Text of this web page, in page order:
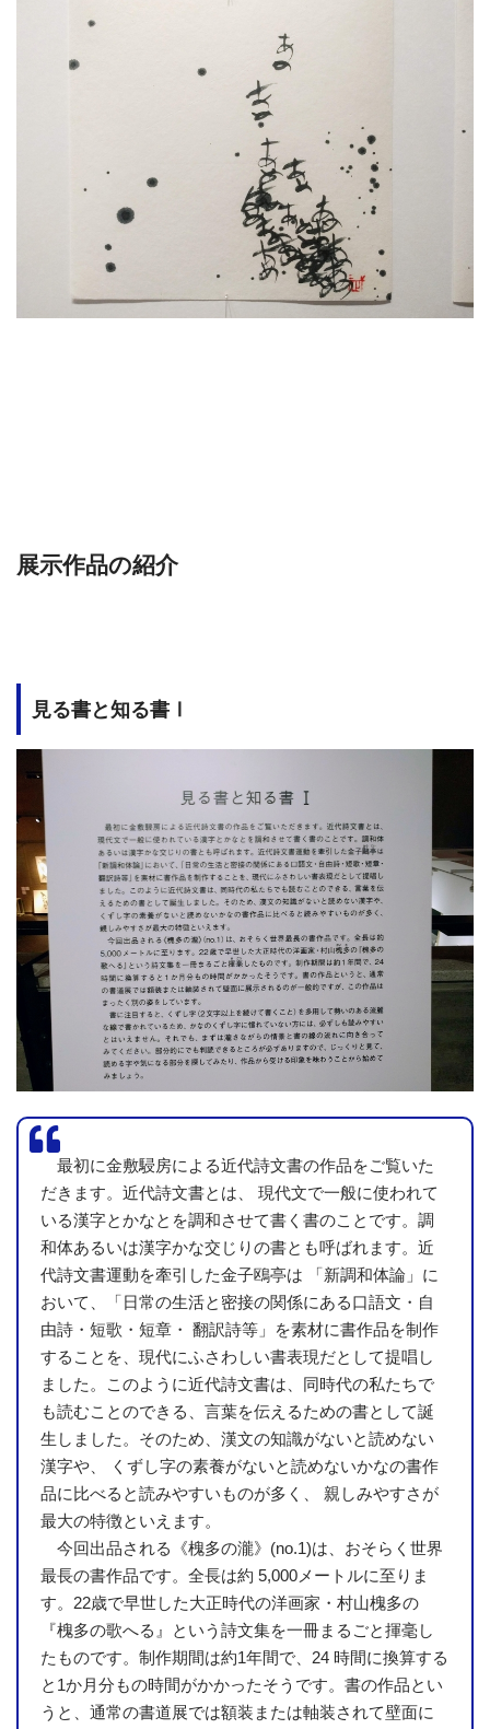
展示作品の紹介
見る書と知る書Ⅰ
最初に金敷駸房による近代詩文書の作品をご覧いた
だきます。近代詩文書とは、 現代文で一般に使われて
いる漢字とかなとを調和させて書く書のことです。調
和体あるいは漢字かな交じりの書とも呼ばれます。近
代詩文書運動を牽引した金子鴎亭は 「新調和体論」に
おいて、「日常の生活と密接の関係にある口語文・自
由詩・短歌・短章・ 翻訳詩等」を素材に書作品を制作
することを、現代にふさわしい書表現だとして提唱し
ました。このように近代詩文書は、同時代の私たちで
も読むことのできる、言葉を伝えるための書として誕
生しました。そのため、漢文の知識がないと読めない
漢字や、 くずし字の素養がないと読めないかなの書作
品に比べると読みやすいものが多く、 親しみやすさが
最大の特徴といえます。
今回出品される《槐多の瀧》(no.1)は、おそらく世界
最長の書作品です。全長は約 5,000メートルに至りま
す。22歳で早世した大正時代の洋画家・村山槐多の
『槐多の歌へる』という詩文集を一冊まるごと揮毫し
たものです。制作期間は約1年間で、24 時間に換算する
と1か月分もの時間がかかったそうです。書の作品とい
うと、通常の書道展では額装または軸装されて壁面に